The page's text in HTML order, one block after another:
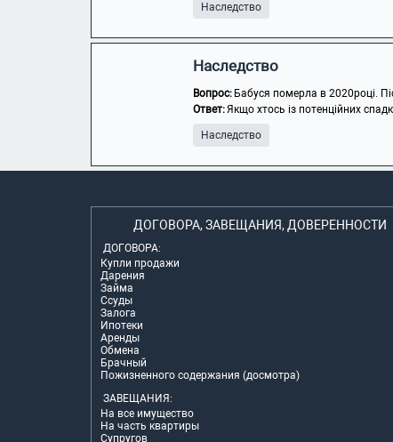
Наследство
Наследство
Вопрос: Бабуся померла в 2020році.
Ответ:Якщо хтось із потенційних
Наследство
ДОГОВОРА, ЗАВЕЩАНИЯ, ДОВЕРЕННОСТИ
ДОГОВОРА:
Купли продажи
Дарения
Займа
Ссуды
Залога
Ипотеки
Аренды
Обмена
Брачный
Пожизненного содержания (досмотра)
ЗАВЕЩАНИЯ:
На все имущество
На часть квартиры
Супругов